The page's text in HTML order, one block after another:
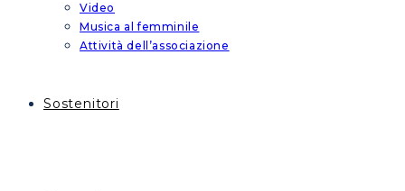
Video
Musica al femminile
Attività dell’associazione
Sostenitori